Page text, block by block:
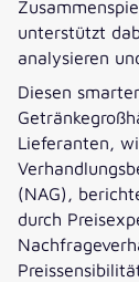
unterstützt
analysieren
Diesen
Lieferanten,
(NAG),
durch